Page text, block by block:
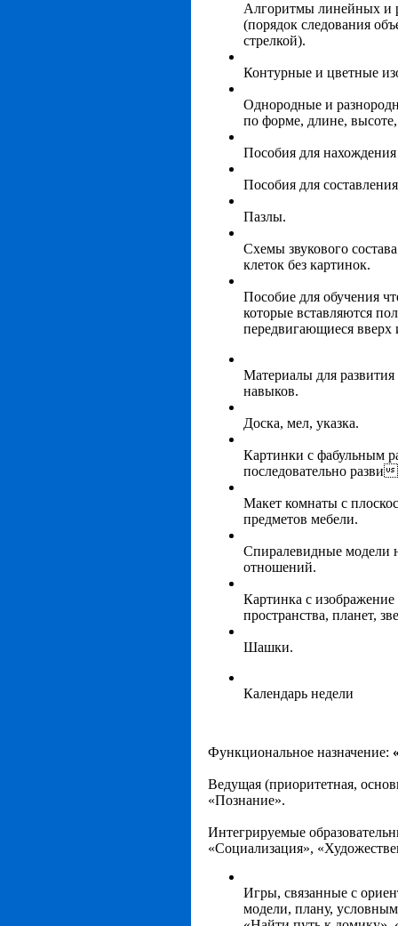
Алгоритмы линейных и
(порядок следования
стрелкой).
Контурные и цветные
Однородные и
по форме, длине,
Пособия для нахождения
Пособия для
Пазлы.
Схемы звукового
клеток без картинок.
Пособие для обучения
которые вставляются
передвигающиеся вверх
Материалы для
навыков.
Доска, мел, указка.
Картинки с фабульным
последовательно
Макет комнаты с
предметов мебели.
Спиралевидные модели
отношений.
Картинка с изображение
пространства, планет,
Шашки.
Календарь недели
Функциональное назначение:
Ведущая (приоритетная,
«Познание».
Интегрируемые
«Социализация»,
Игры, связанные с
модели, плану,